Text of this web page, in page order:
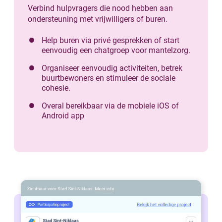
Verbind hulpvragers die nood hebben aan
ondersteuning met vrijwilligers of buren.
Help buren via privé gesprekken of start
eenvoudig een chatgroep voor mantelzorg.
Organiseer eenvoudig activiteiten, betrek
buurtbewoners en stimuleer de sociale
cohesie.
Overal bereikbaar via de mobiele iOS of
Android app